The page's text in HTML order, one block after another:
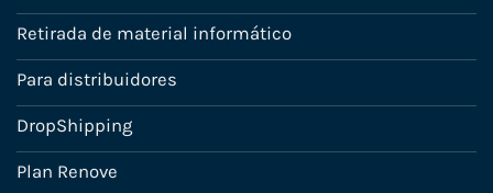
Retirada de material informático
Para distribuidores
DropShipping
Plan Renove